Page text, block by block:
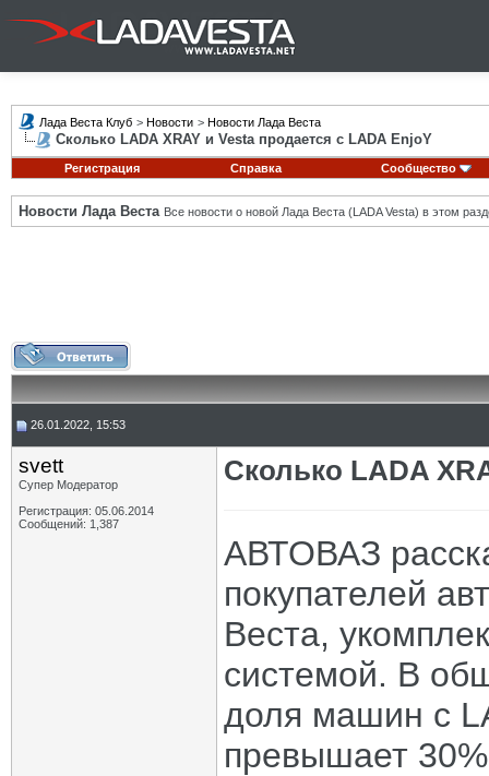
Лада Веста Клуб > Новости > Новости Лада Веста
Сколько LADA XRAY и Vesta продается с LADA EnjoY
Регистрация Справка Сообщество
Новости Лада Веста Все новости о новой Лада Веста (LADA Vesta) в этом
26.01.2022, 15:53
svett
Супер Модератор
Регистрация: 05.06.2014
Сообщений: 1,387
Сколько LADA
АВТОВАЗ
покупателей
Веста,
системой. В
доля машин с
превышает